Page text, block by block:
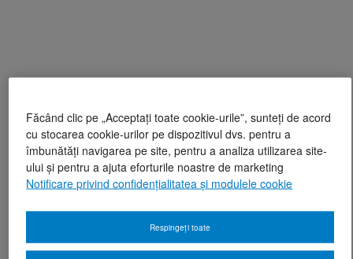
Făcând clic pe „Acceptați toate cookie-urile”, sunteți de acord
cu stocarea cookie-urilor pe dispozitivul dvs. pentru a
îmbunătăți navigarea pe site, pentru a analiza utilizarea site-
ului și pentru a ajuta eforturile noastre de marketing
Notificare privind confidențialitatea și modulele cookie
Respingeți toate